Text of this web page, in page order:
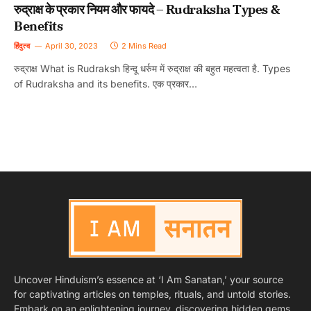
रुद्राक्ष के प्रकार नियम और फायदे – Rudraksha Types &
Benefits
हिंदुत्व April 30, 2023 2 Mins Read
रुद्राक्ष What is Rudraksh हिन्दू धर्रुम में रुद्राक्ष की बहुत महत्वता है. Types
of Rudraksha and its benefits. एक प्रकार…
Uncover Hinduism’s essence at ‘I Am Sanatan,’ your source
for captivating articles on temples, rituals, and untold stories.
Embark on an enlightening journey, discovering hidden gems